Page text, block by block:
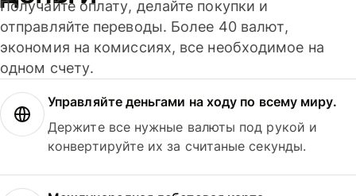
Получайте оплату, делайте покупки и
отправляйте переводы. Более 40 валют,
экономия на комиссиях, все необходимое на
одном счету.
Управляйте деньгами на ходу по всему миру.
Держите все нужные валюты под рукой и
конвертируйте их за считаные секунды.